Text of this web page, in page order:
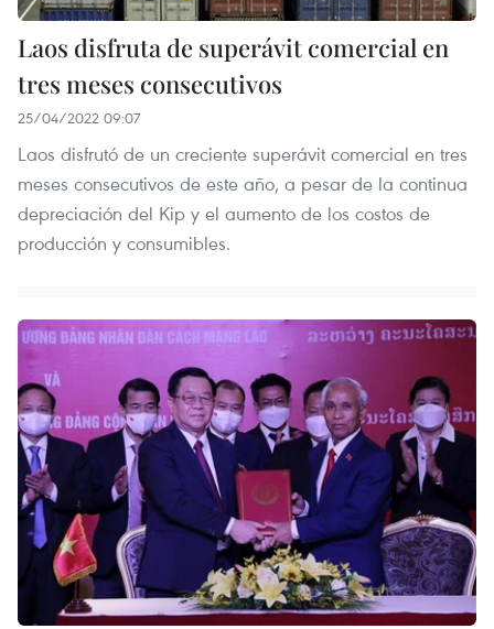
Laos disfruta de superávit comercial en
tres meses consecutivos
25/04/2022 09:07
Laos disfrutó de un creciente superávit comercial en tres
meses consecutivos de este año, a pesar de la continua
depreciación del Kip y el aumento de los costos de
producción y consumibles.